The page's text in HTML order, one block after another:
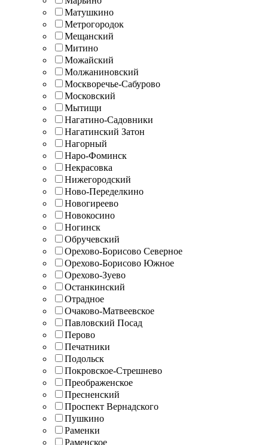
Матушкино
Метрогородок
Мещанский
Митино
Можайский
Молжаниновский
Москворечье-Сабурово
Московский
Мытищи
Нагатино-Садовники
Нагатинский Затон
Нагорный
Наро-Фоминск
Некрасовка
Нижегородский
Ново-Переделкино
Новогиреево
Новокосино
Ногинск
Обручевский
Орехово-Борисово Северное
Орехово-Борисово Южное
Орехово-Зуево
Останкинский
Отрадное
Очаково-Матвеевское
Павловский Посад
Перово
Печатники
Подольск
Покровское-Стрешнево
Преображенское
Пресненский
Проспект Вернадского
Пушкино
Раменки
Раменское